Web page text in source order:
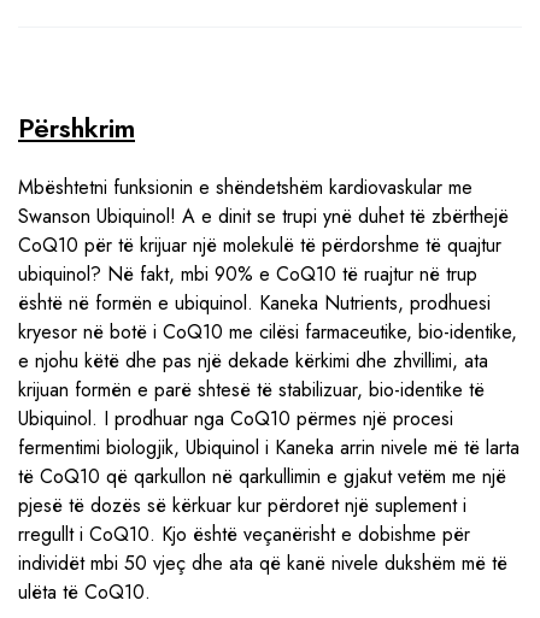
Përshkrim
Mbështetni funksionin e shëndetshëm kardiovaskular me
Swanson Ubiquinol! A e dinit se trupi ynë duhet të zbërthejë
CoQ10 për të krijuar një molekulë të përdorshme të quajtur
ubiquinol? Në fakt, mbi 90% e CoQ10 të ruajtur në trup
është në formën e ubiquinol. Kaneka Nutrients, prodhuesi
kryesor në botë i CoQ10 me cilësi farmaceutike, bio-identike,
e njohu këtë dhe pas një dekade kërkimi dhe zhvillimi, ata
krijuan formën e parë shtesë të stabilizuar, bio-identike të
Ubiquinol. I prodhuar nga CoQ10 përmes një procesi
fermentimi biologjik, Ubiquinol i Kaneka arrin nivele më të larta
të CoQ10 që qarkullon në qarkullimin e gjakut vetëm me një
pjesë të dozës së kërkuar kur përdoret një suplement i
rregullt i CoQ10. Kjo është veçanërisht e dobishme për
individët mbi 50 vjeç dhe ata që kanë nivele dukshëm më të
ulëta të CoQ10.